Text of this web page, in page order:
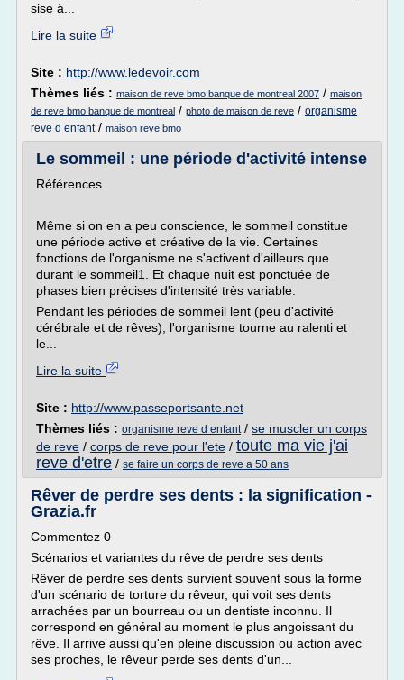
sise à...
Lire la suite
Site : http://www.ledevoir.com
Thèmes liés : maison de reve bmo banque de montreal 2007 / maison
de reve bmo banque de montreal / photo de maison de reve / organisme
reve d enfant/ maison reve bmo
Le sommeil : une période d'activité intense
Références
Même si on en a peu conscience, le sommeil constitue
une période active et créative de la vie. Certaines
fonctions de l'organisme ne s'activent d'ailleurs que
durant le sommeil1. Et chaque nuit est ponctuée de
phases bien précises d'intensité très variable.
Pendant les périodes de sommeil lent (peu d'activité
cérébrale et de rêves), l'organisme tourne au ralenti et
le...
Lire la suite
Site : http://www.passeportsante.net
Thèmes liés : organisme reve d enfant/ se muscler un corps
de reve / corps de reve pour l'ete / toute ma vie j'ai
reve d'etre / se faire un corps de reve a 50 ans
Rêver de perdre ses dents : la signification -
Grazia.fr
Commentez 0
Scénarios et variantes du rêve de perdre ses dents
Rêver de perdre ses dents survient souvent sous la forme
d'un scénario de torture du rêveur, qui voit ses dents
arrachées par un bourreau ou un dentiste inconnu. Il
correspond en général au moment le plus angoissant du
rêve. Il arrive aussi qu'en pleine discussion ou action avec
ses proches, le rêveur perde ses dents d'un...